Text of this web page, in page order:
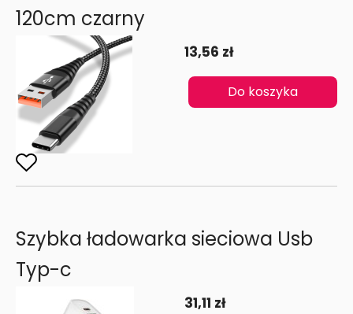
120cm czarny
13,56 zł
Do koszyka
Szybka ładowarka sieciowa Usb
Typ-c
31,11 zł